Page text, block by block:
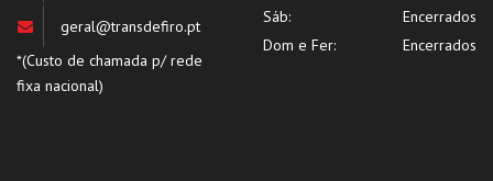
geral@transdefiro.pt
*(Custo de chamada p/ rede
fixa nacional)
Sáb:
Encerrados
Dom e Fer:
Encerrados